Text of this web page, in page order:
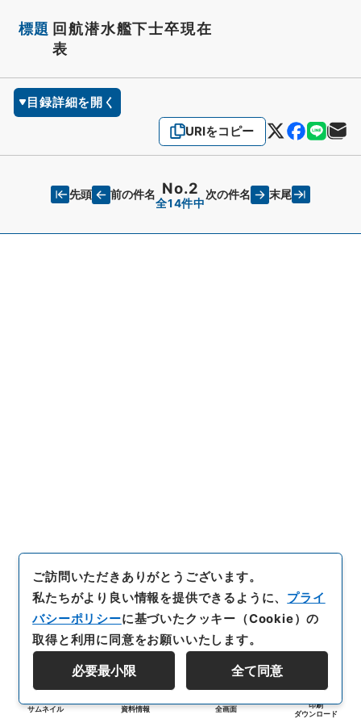
標題 回航潜水艦下士卒現在
表
目録詳細を開く
URIをコピー
先頭 前の件名 No.2
全14件中
次の件名 末尾
サムネイル 資料情報 全画面
印刷
ダウンロード
ご訪問いただきありがとうございます。
私たちがより良い情報を提供できるように、 プライ
バシーポリシーに基づいたクッキー（Cookie）の
取得と利用に同意をお願いいたします。
必要最小限 全て同意